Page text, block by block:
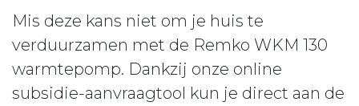
Mis deze kans niet om je huis te
verduurzamen met de Remko WKM 130
warmtepomp. Dankzij onze online
subsidie-aanvraagtool kun je direct aan de